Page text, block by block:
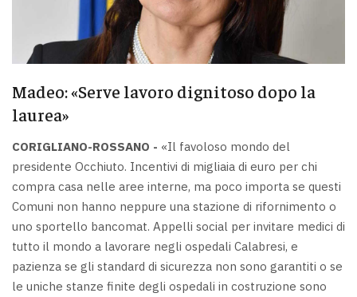
Madeo: «Serve lavoro dignitoso dopo la
laurea»
CORIGLIANO-ROSSANO - «Il favoloso mondo del
presidente Occhiuto. Incentivi di migliaia di euro per chi
compra casa nelle aree interne, ma poco importa se questi
Comuni non hanno neppure una stazione di rifornimento o
uno sportello bancomat. Appelli social per invitare medici di
tutto il mondo a lavorare negli ospedali Calabresi, e
pazienza se gli standard di sicurezza non sono garantiti o se
le uniche stanze finite degli ospedali in costruzione sono